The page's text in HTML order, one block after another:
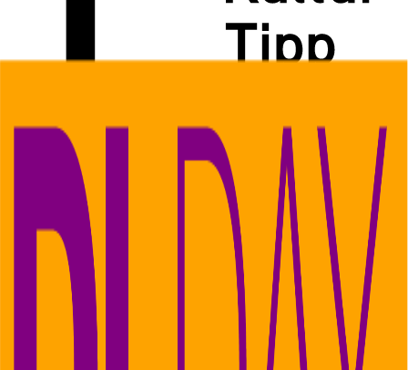
DI.DAY Darmstadt
Fast jede:r ist ihnen schon begegnet... Dark Patterns. Digitale
Designtricks, die uns zu bestimmten Entscheidungen drängen sollen:
„Alle akzeptieren“-Buttons, versteckte Abos oder künstlicher
Zeitdruck beim Online-Shopping. In unserer nächsten Veranstaltung
schauen wir uns an, wie diese Mechanismen funktionieren, warum
sie so effektiv sind und wie man sie erkennen kann.